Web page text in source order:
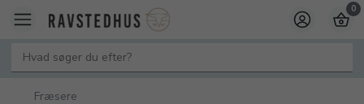
0
Fræsere